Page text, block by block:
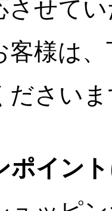
させて
客様は
ださい
ポイン